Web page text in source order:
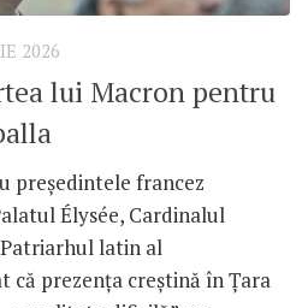
2026
lui Macron pentru
președintele francez
Élysée, Cardinalul
latin al
că prezența creștină în Țara